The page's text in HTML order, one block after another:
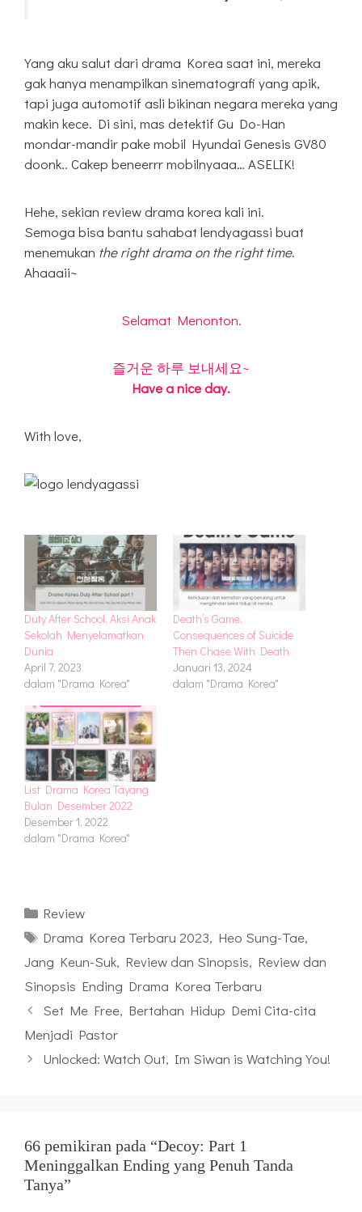
Yang aku salut dari drama Korea saat ini, mereka
gak hanya menampilkan sinematografi yang apik,
tapi juga automotif asli bikinan negara mereka yang
makin kece. Di sini, mas detektif Gu Do-Han
mondar-mandir pake mobil Hyundai Genesis GV80
doonk.. Cakep beneerrr mobilnyaaa… ASELIK!
Hehe, sekian review drama korea kali ini.
Semoga bisa bantu sahabat lendyagassi buat
menemukan the right drama on the right time.
Ahaaaii~
Selamat Menonton.
즐거운 하루 보내세요~
Have a nice day.
With love,
Duty After School, Aksi Anak
Sekolah Menyelamatkan
Dunia
April 7, 2023
dalam "Drama Korea"
Death’s Game,
Consequences of Suicide
Then Chase With Death
Januari 13, 2024
dalam "Drama Korea"
List Drama Korea Tayang
Bulan Desember 2022
Desember 1, 2022
dalam "Drama Korea"
Kategori
Review
Tag
Drama Korea Terbaru 2023, Heo Sung-Tae,
Jang Keun-Suk, Review dan Sinopsis, Review dan
Sinopsis Ending Drama Korea Terbaru
Set Me Free, Bertahan Hidup Demi Cita-cita
Menjadi Pastor
Unlocked: Watch Out, Im Siwan is Watching You!
66 pemikiran pada “Decoy: Part 1
Meninggalkan Ending yang Penuh Tanda
Tanya”